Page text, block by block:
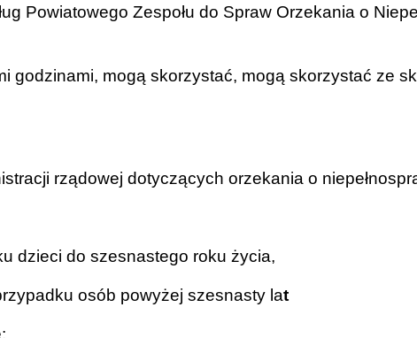
Powiatowego Zespołu do Spraw Orzekania o
godzinami, mogą skorzystać, mogą skorzystać ze
rządowej dotyczących orzekania o
dzieci do szesnastego roku życia,
osób powyżej szesnasty lat